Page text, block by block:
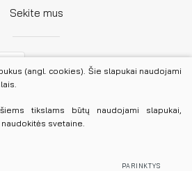
Sekite mus
(angl. cookies). Šie slapukai naudojami
tikslams būtų naudojami slapukai,
svetaine.
PARINKTYS